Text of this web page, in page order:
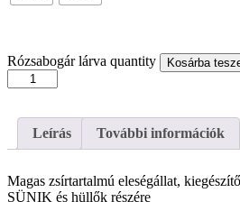
Rózsabogár lárva quantity Kosárba
Leírás További információk
Magas zsírtartalmú eleségállat,
SÜNIK és hüllők részére